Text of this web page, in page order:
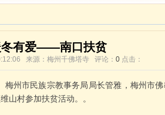
冬有爱——南口扶贫
来源：梅州千佛塔寺 评论： 0 点击：
梅州市民族宗教事务局局长管雅，梅州市
山村参加扶贫活动。。